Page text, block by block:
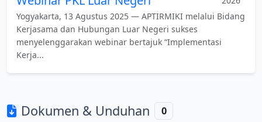
Yogyakarta, 13 Agustus 2025 — APTIRMIKI melalui Bidang
Kerjasama dan Hubungan Luar Negeri sukses
menyelenggarakan webinar bertajuk “Implementasi
Kerja...
Dokumen & Unduhan 0